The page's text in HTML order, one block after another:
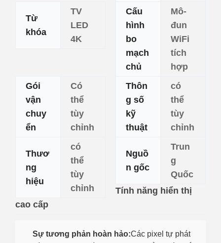
Từ
khóa
TV
LED
4K
Cấu
hình
bo
mạch
chủ
Mô-
đun
WiFi
tích
hợp
Gói
vận
chuy
ển
Có
thể
tùy
chỉnh
Thôn
g số
kỹ
thuật
có
thể
tùy
chỉnh
Thươ
ng
hiệu
có
thể
tùy
chỉnh
Nguồ
n gốc
Trun
g
Quốc
Tính năng hiển thị
cao cấp
Sự tương phản hoàn hảo:Các pixel tự phát